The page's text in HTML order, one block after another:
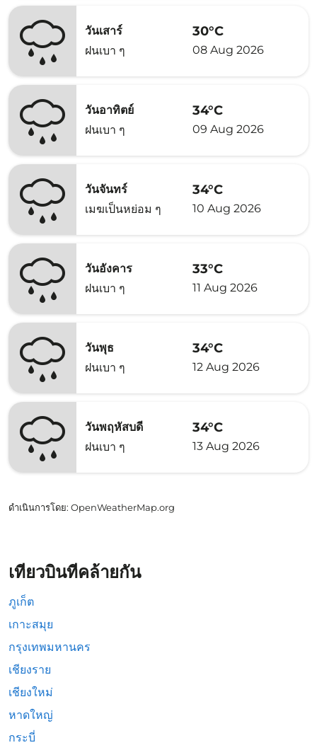
วันเสาร์
ฝนเบา ๆ
30°C
08 Aug 2026
วันอาทิตย์
ฝนเบา ๆ
34°C
09 Aug 2026
วันจันทร์
เมฆเป็นหย่อม ๆ
34°C
10 Aug 2026
วันอังคาร
ฝนเบา ๆ
33°C
11 Aug 2026
วันพุธ
ฝนเบา ๆ
34°C
12 Aug 2026
วันพฤหัสบดี
ฝนเบา ๆ
34°C
13 Aug 2026
ดำเนินการโดย: OpenWeatherMap.org
เที่ยวบินที่คล้ายกัน
ภูเก็ต
เกาะสมุย
กรุงเทพมหานคร
เชียงราย
เชียงใหม่
หาดใหญ่
กระบี่